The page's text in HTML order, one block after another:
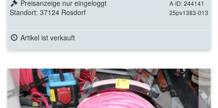
A-ID: 244141
25pv1383-013
Preisanzeige nur eingeloggt
Standort: 37124 Rosdorf
Artikel ist verkauft